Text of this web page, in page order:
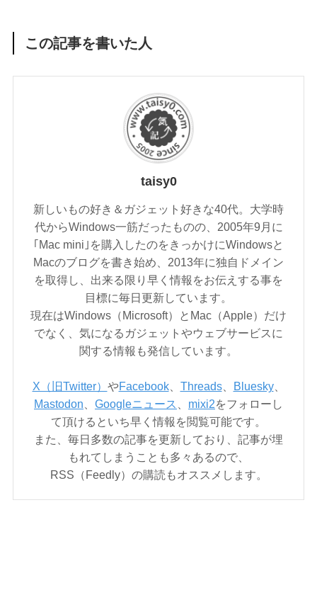
この記事を書いた人
taisy0
新しいもの好き＆ガジェット好きな40代。大学時
代からWindows一筋だったものの、2005年9月に
｢Mac mini｣を購入したのをきっかけにWindowsと
Macのブログを書き始め、2013年に独自ドメイン
を取得し、出来る限り早く情報をお伝えする事を
目標に毎日更新しています。
現在はWindows（Microsoft）とMac（Apple）だけ
でなく、気になるガジェットやウェブサービスに
関する情報も発信しています。
X（旧Twitter） やFacebook、 Threads、 Bluesky、
Mastodon
Googleニュース mixi2をフォローし
て頂けるといち早く情報を閲覧可能です。
また、毎日多数の記事を更新しており、記事が埋
もれてしまうことも多々あるので、
RSS（Feedly）の購読もオススメします。